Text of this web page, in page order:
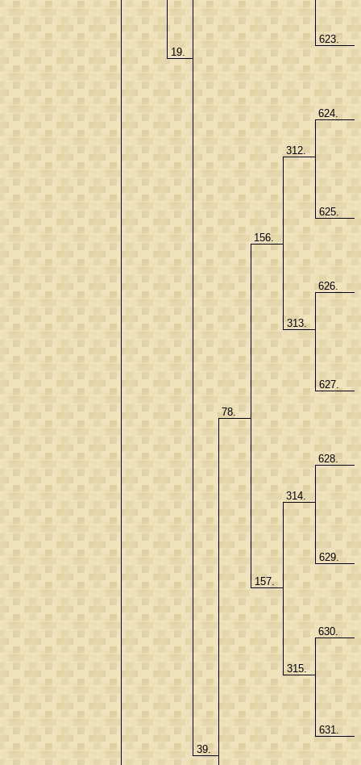
19.
623.
39.
78.
156.
312.
624.
625.
313.
626.
627.
157.
314.
628.
629.
315.
630.
631.